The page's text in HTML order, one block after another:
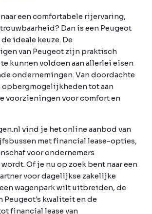
een comfortabele rijervaring,
Dan is een Peugeot
ideale keuze. De
van Peugeot zijn praktisch
kunnen voldoen aan allerlei eisen
ondernemingen. Van doordachte
opbergmogelijkheden tot aan
voorzieningen voor comfort en
vind je het online aanbod van
met financial lease-opties,
voor ondernemers
Of je nu op zoek bent naar een
voor dagelijkse zakelijke
wagenpark wilt uitbreiden, de
Peugeot's kwaliteit en de
financial lease van